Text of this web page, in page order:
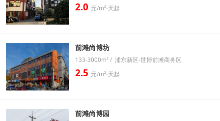
2.0 元/m²⋅天起
前滩尚博坊
133-3000m² / 浦东新区-世博前滩商务区
2.5 元/m²⋅天起
前滩尚博园